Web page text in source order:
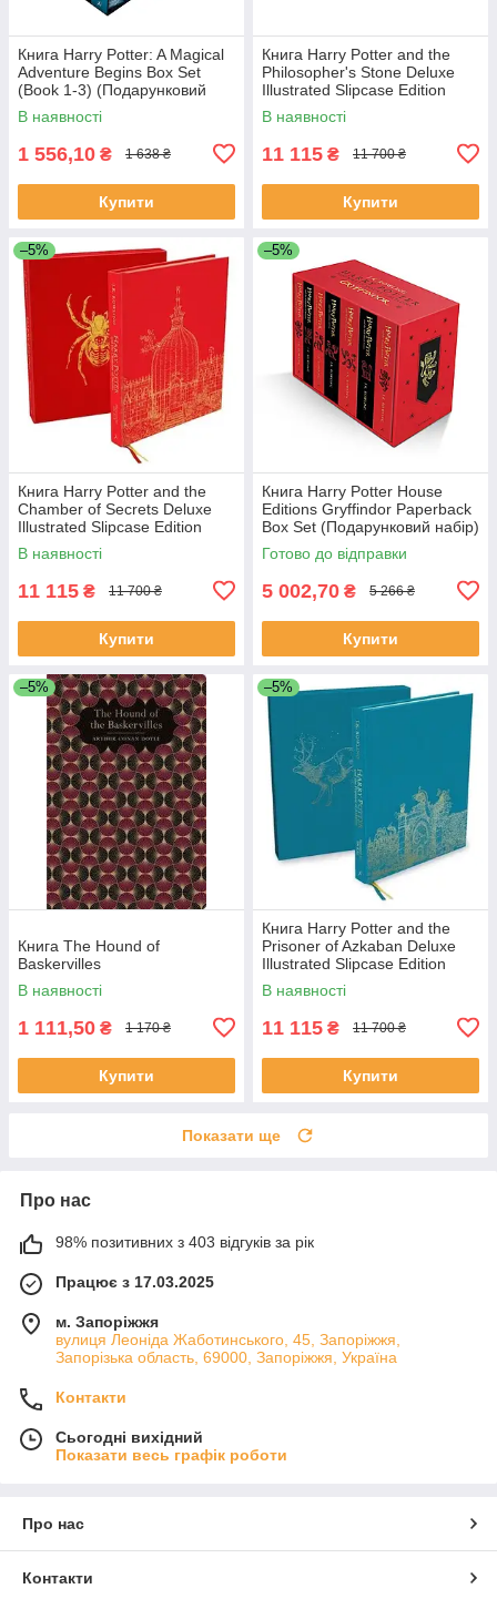
Книга Harry Potter: A Magical
Adventure Begins Box Set
(Book 1-3) (Подарунковий
набір)
В наявності
1 556,10 ₴ 1 638 ₴
Купити
Книга Harry Potter and the
Philosopher's Stone Deluxe
Illustrated Slipcase Edition
художня література
В наявності
11 115 ₴ 11 700 ₴
Купити
–5%
Книга Harry Potter and the
Chamber of Secrets Deluxe
Illustrated Slipcase Edition
художня література
В наявності
11 115 ₴ 11 700 ₴
Купити
–5%
Книга Harry Potter House
Editions Gryffindor Paperback
Box Set (Подарунковий набір)
Готово до відправки
5 002,70 ₴ 5 266 ₴
Купити
–5%
Книга The Hound of
Baskervilles
В наявності
1 111,50 ₴ 1 170 ₴
Купити
–5%
Книга Harry Potter and the
Prisoner of Azkaban Deluxe
Illustrated Slipcase Edition
художня література
В наявності
11 115 ₴ 11 700 ₴
Купити
Показати ще
Про нас
98% позитивних з 403 відгуків за рік
Працює з 17.03.2025
м. Запоріжжя
вулиця Леоніда Жаботинського, 45, Запоріжжя,
Запорізька область, 69000, Запоріжжя, Україна
Контакти
Сьогодні вихідний
Показати весь графік роботи
Про нас
Контакти